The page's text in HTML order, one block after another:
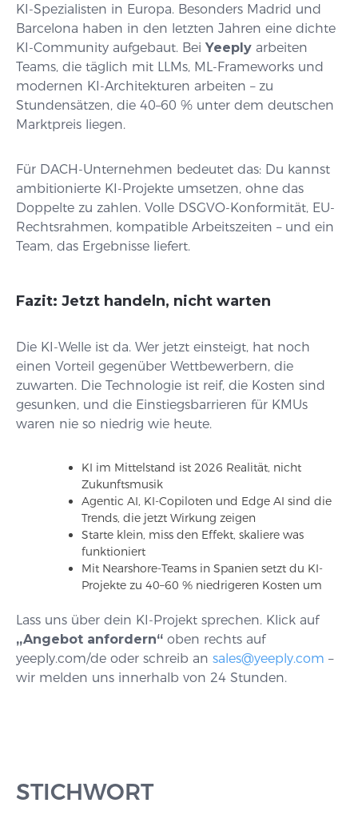
KI-Spezialisten in Europa. Besonders Madrid und
Barcelona haben in den letzten Jahren eine dichte
KI-Community aufgebaut. Bei Yeeply arbeiten
Teams, die täglich mit LLMs, ML-Frameworks und
modernen KI-Architekturen arbeiten – zu
Stundensätzen, die 40–60 % unter dem deutschen
Marktpreis liegen.
Für DACH-Unternehmen bedeutet das: Du kannst
ambitionierte KI-Projekte umsetzen, ohne das
Doppelte zu zahlen. Volle DSGVO-Konformität, EU-
Rechtsrahmen, kompatible Arbeitszeiten – und ein
Team, das Ergebnisse liefert.
Fazit: Jetzt handeln, nicht warten
Die KI-Welle ist da. Wer jetzt einsteigt, hat noch
einen Vorteil gegenüber Wettbewerbern, die
zuwarten. Die Technologie ist reif, die Kosten sind
gesunken, und die Einstiegsbarrieren für KMUs
waren nie so niedrig wie heute.
KI im Mittelstand ist 2026 Realität, nicht
Zukunftsmusik
Agentic AI, KI-Copiloten und Edge AI sind die
Trends, die jetzt Wirkung zeigen
Starte klein, miss den Effekt, skaliere was
funktioniert
Mit Nearshore-Teams in Spanien setzt du KI-
Projekte zu 40–60 % niedrigeren Kosten um
Lass uns über dein KI-Projekt sprechen. Klick auf
„Angebot anfordern“ oben rechts auf
yeeply.com/de oder schreib an sales@yeeply.com –
wir melden uns innerhalb von 24 Stunden.
STICHWORT